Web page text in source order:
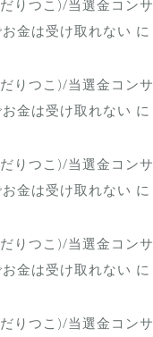
りつこ)/当選金コンサ
金は受け取れない に
りつこ)/当選金コンサ
金は受け取れない に
りつこ)/当選金コンサ
金は受け取れない に
りつこ)/当選金コンサ
金は受け取れない に
りつこ)/当選金コンサ